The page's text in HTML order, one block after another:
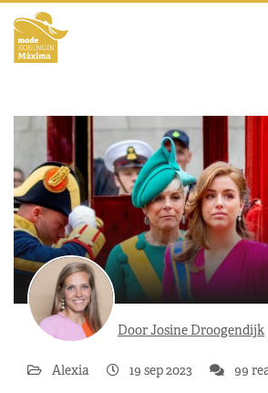
Door Josine Droogendijk
Alexia 19 sep 2023 99